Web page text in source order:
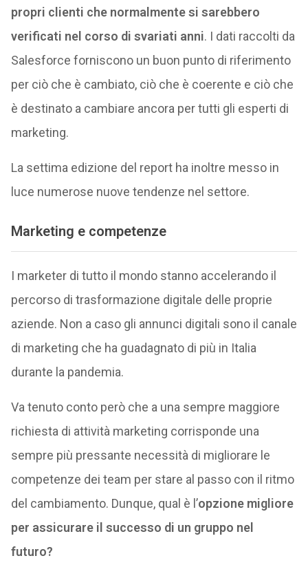
propri clienti che normalmente si sarebbero
verificati nel corso di svariati anni. I dati raccolti da
Salesforce forniscono un buon punto di riferimento
per ciò che è cambiato, ciò che è coerente e ciò che
è destinato a cambiare ancora per tutti gli esperti di
marketing.
La settima edizione del report ha inoltre messo in
luce numerose nuove tendenze nel settore.
Marketing e competenze
I marketer di tutto il mondo stanno accelerando il
percorso di trasformazione digitale delle proprie
aziende. Non a caso gli annunci digitali sono il canale
di marketing che ha guadagnato di più in Italia
durante la pandemia.
Va tenuto conto però che a una sempre maggiore
richiesta di attività marketing corrisponde una
sempre più pressante necessità di migliorare le
competenze dei team per stare al passo con il ritmo
del cambiamento. Dunque, qual è l’opzione migliore
per assicurare il successo di un gruppo nel
futuro?